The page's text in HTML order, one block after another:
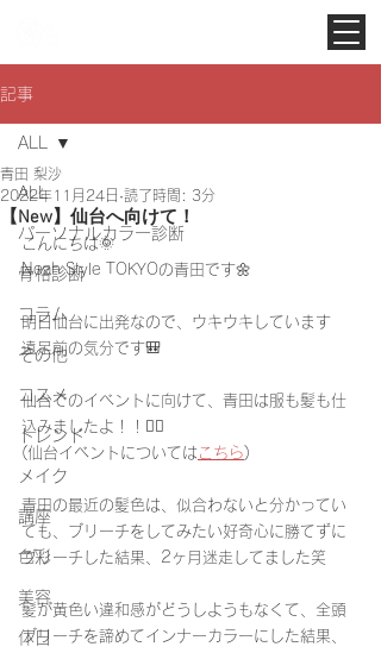
記事
ALL
パーソナルカラー診断
骨格診断
コラム
その他
コスメ
トレンド
メイク
講座
色彩
美容
休日
ALL
【New】仙台へ向けて！
青田 梨沙
2022年11月24日 読了時間: 3分
こんにちは🌞
Noah Style TOKYOの青田です🌼
明日仙台に出発なので、ウキウキしています
遠足前の気分です🎒
仙台でのイベントに向けて、青田は服も髪も仕
込みましたよ！！❤️‍🔥
(仙台イベントについては こちら)
青田の最近の髪色は、似合わないと分かってい
ても、ブリーチをしてみたい好奇心に勝てずに
ブリーチした結果、2ヶ月迷走してました笑
髪が黄色い違和感がどうしようもなくて、全頭
ブリーチを諦めてインナーカラーにした結果、